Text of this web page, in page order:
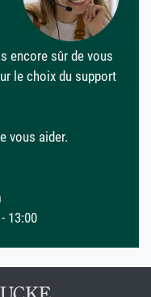
encore sûr de vous
le choix du support
vous aider.
13:00